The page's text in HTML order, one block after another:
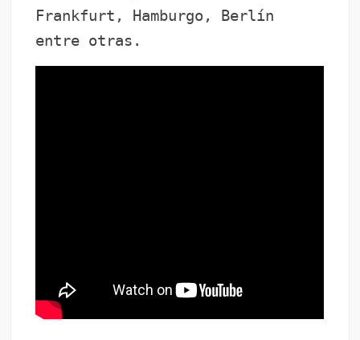
Frankfurt, Hamburgo, Berlín
entre otras.